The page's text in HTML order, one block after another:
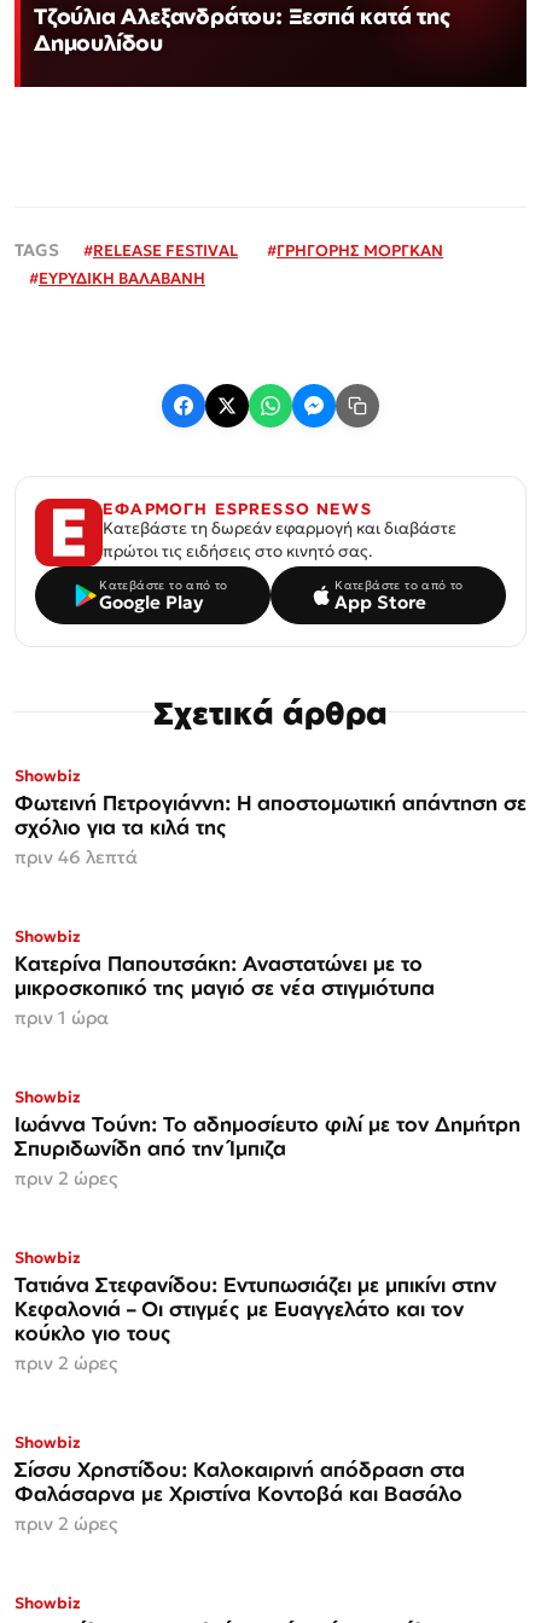
Τζούλια Αλεξανδράτου: Ξεσπά κατά της
Δημουλίδου
#RELEASE FESTIVAL #ΓΡΗΓΟΡΗΣ ΜΟΡΓΚΑΝ
#ΕΥΡΥΔΙΚΗ ΒΑΛΑΒΑΝΗ
ΕΦΑΡΜΟΓΗ ESPRESSO NEWS
Κατεβάστε τη δωρεάν εφαρμογή και διαβάστε
πρώτοι τις ειδήσεις στο κινητό σας.
Κατεβάστε το από το
Google Play
Κατεβάστε το από το
App Store
Σχετικά άρθρα
Showbiz
Φωτεινή Πετρογιάννη: Η αποστομωτική απάντηση σε
σχόλιο για τα κιλά της
πριν 46 λεπτά
Showbiz
Κατερίνα Παπουτσάκη: Αναστατώνει με το
μικροσκοπικό της μαγιό σε νέα στιγμιότυπα
πριν 1 ώρα
Showbiz
Ιωάννα Τούνη: Το αδημοσίευτο φιλί με τον Δημήτρη
Σπυριδωνίδη από την Ίμπιζα
πριν 2 ώρες
Showbiz
Τατιάνα Στεφανίδου: Εντυπωσιάζει με μπικίνι στην
Κεφαλονιά – Οι στιγμές με Ευαγγελάτο και τον
κούκλο γιο τους
πριν 2 ώρες
Showbiz
Σίσσυ Χρηστίδου: Καλοκαιρινή απόδραση στα
Φαλάσαρνα με Χριστίνα Κοντοβά και Βασάλο
πριν 2 ώρες
Showbiz